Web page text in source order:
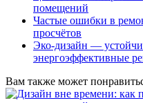
помещений
Частые ошибки в
просчётов
Эко-дизайн —
энергоэффективные
Вам также может